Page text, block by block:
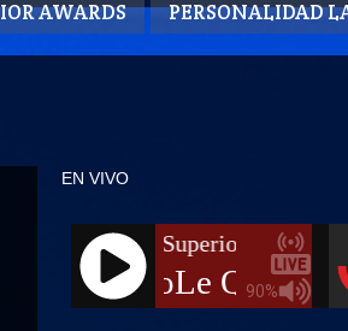
AWARDS PERSONALIDAD
EN VIVO